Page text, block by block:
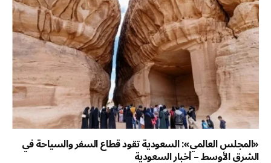
«المجلس العالمي»: السعودية تقود قطاع السفر والسياحة في
الشرق الأوسط – أخبار السعودية